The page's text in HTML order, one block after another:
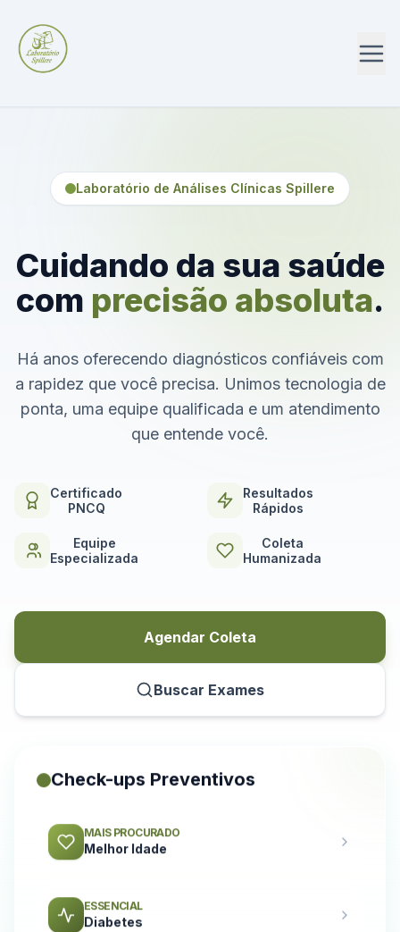
Laboratório de Análises Clínicas Spillere
Cuidando da sua saúde
com precisão absoluta.
Há anos oferecendo diagnósticos confiáveis com
a rapidez que você precisa. Unimos tecnologia de
ponta, uma equipe qualificada e um atendimento
que entende você.
Certificado
PNCQ
Resultados
Rápidos
Equipe
Especializada
Coleta
Humanizada
Agendar Coleta
Buscar Exames
Check-ups Preventivos
MAIS PROCURADO
Melhor Idade
ESSENCIAL
Diabetes